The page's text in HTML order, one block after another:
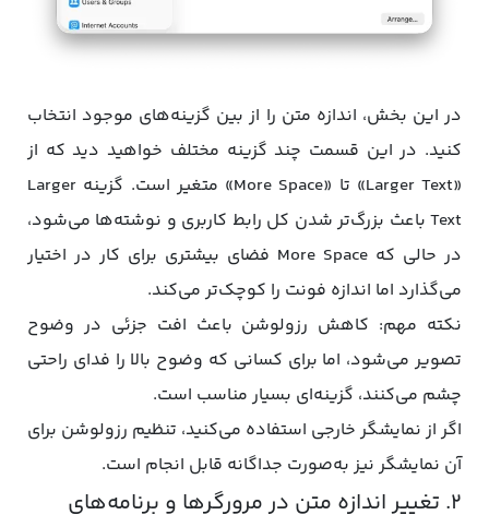
در این بخش، اندازه متن را از بین گزینه‌های موجود انتخاب
کنید. در این قسمت چند گزینه مختلف خواهید دید که از
«Larger Text» تا «More Space» متغیر است. گزینه‌ Larger
Text باعث بزرگ‌تر شدن کل رابط کاربری و نوشته‌ها می‌شود،
در حالی که More Space فضای بیشتری برای کار در اختیار
می‌گذارد اما اندازه فونت را کوچک‌تر می‌کند.
نکته مهم: کاهش رزولوشن باعث افت جزئی در وضوح
تصویر می‌شود، اما برای کسانی که وضوح بالا را فدای راحتی
چشم می‌کنند، گزینه‌ای بسیار مناسب است.
اگر از نمایشگر خارجی استفاده می‌کنید، تنظیم رزولوشن برای
آن نمایشگر نیز به‌صورت جداگانه قابل انجام است.
۲. تغییر اندازه متن در مرورگرها و برنامه‌های